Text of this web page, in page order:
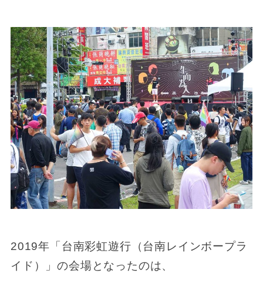
2019年「台南彩虹遊行（台南レインボープラ
イド）」の会場となったのは、